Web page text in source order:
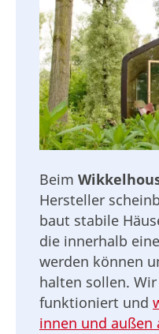
Beim
Hersteller
baut stabile
die innerhalb
werden können
halten sollen.
funktioniert und
innen und außen